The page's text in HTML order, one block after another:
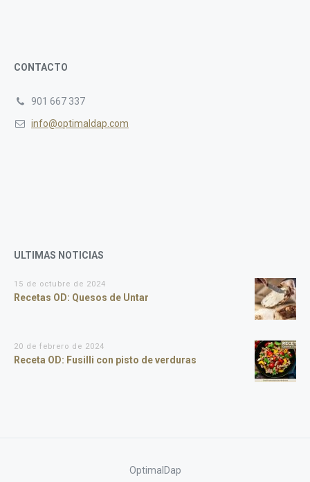
CONTACTO
901 667 337
info@optimaldap.com
ULTIMAS NOTICIAS
15 de octubre de 2024
Recetas OD: Quesos de Untar
20 de febrero de 2024
Receta OD: Fusilli con pisto de verduras
OptimalDap